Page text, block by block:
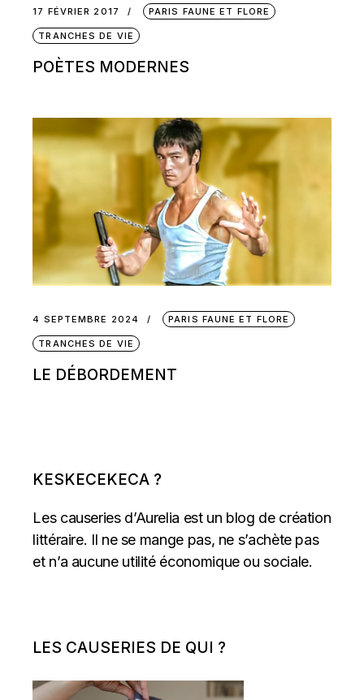
17 FÉVRIER 2017 PARIS FAUNE ET FLORE
TRANCHES DE VIE
POÈTES MODERNES
4 SEPTEMBRE 2024 PARIS FAUNE ET FLORE
TRANCHES DE VIE
LE DÉBORDEMENT
KESKECEKECA ?
Les causeries d’Aurelia est un blog de création
littéraire. Il ne se mange pas, ne s’achète pas
et n’a aucune utilité économique ou sociale.
LES CAUSERIES DE QUI ?